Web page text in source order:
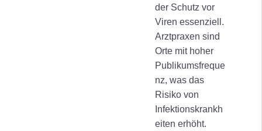
der Schutz vor
Viren essenziell.
Arztpraxen sind
Orte mit hoher
Publikumsfreque
nz, was das
Risiko von
Infektionskrankh
eiten erhöht.